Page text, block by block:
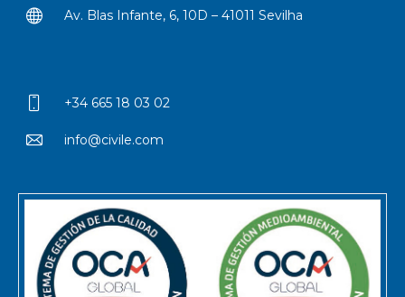
Av. Blas Infante, 6, 10D – 41011 Sevilha
+34 665 18 03 02
info@civile.com